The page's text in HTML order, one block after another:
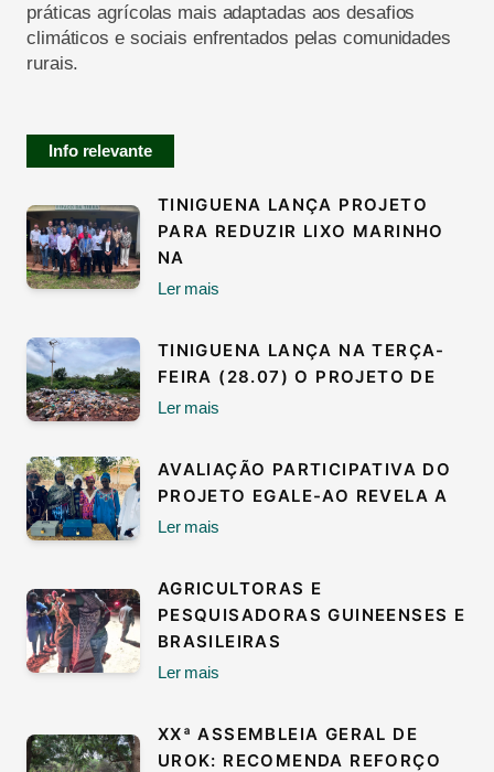
práticas agrícolas mais adaptadas aos desafios
climáticos e sociais enfrentados pelas comunidades
rurais.
Info relevante
TINIGUENA LANÇA PROJETO
PARA REDUZIR LIXO MARINHO
NA
Ler mais
TINIGUENA LANÇA NA TERÇA-
FEIRA (28.07) O PROJETO DE
Ler mais
AVALIAÇÃO PARTICIPATIVA DO
PROJETO EGALE-AO REVELA A
Ler mais
AGRICULTORAS E
PESQUISADORAS GUINEENSES E
BRASILEIRAS
Ler mais
XXª ASSEMBLEIA GERAL DE
UROK: RECOMENDA REFORÇO